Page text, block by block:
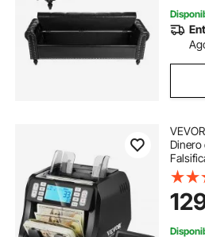
Dinero
USD y
Lotes,
Externa